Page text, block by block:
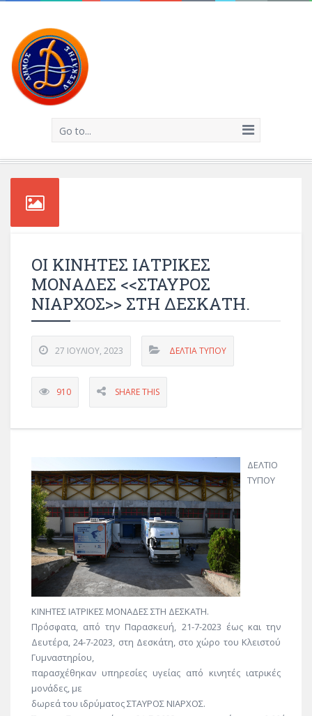
Go to...
ΟΙ ΚΙΝΗΤΕΣ ΙΑΤΡΙΚΕΣ
ΜΟΝΑΔΕΣ <<ΣΤΑΥΡΟΣ
ΝΙΑΡΧΟΣ>> ΣΤΗ ΔΕΣΚΑΤΗ.
27 ΙΟΥΛΊΟΥ, 2023 ΔΕΛΤΊΑ ΤΎΠΟΥ
910 SHARE THIS
ΔΕΛΤΙΟ
ΤΥΠΟΥ
ΚΙΝΗΤΕΣ ΙΑΤΡΙΚΕΣ ΜΟΝΑΔΕΣ ΣΤΗ ΔΕΣΚΑΤΗ.
Πρόσφατα, από την Παρασκευή, 21-7-2023 έως και την
Δευτέρα, 24-7-2023, στη Δεσκάτη, στο χώρο του Κλειστού
Γυμναστηρίου,
παρασχέθηκαν υπηρεσίες υγείας από κινητές ιατρικές
μονάδες, με
δωρεά του ιδρύματος ΣΤΑΥΡΟΣ ΝΙΑΡΧΟΣ.